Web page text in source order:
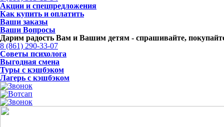
Акции и спецпредложения
Как купить и оплатить
Ваши заказы
Ваши Вопросы
Дарим радость Вам и Вашим детям - спрашивайте,
8 (861) 290-33-07
Советы психолога
Выгодная смена
Туры с кэшбэком
Лагерь с кэшбэком